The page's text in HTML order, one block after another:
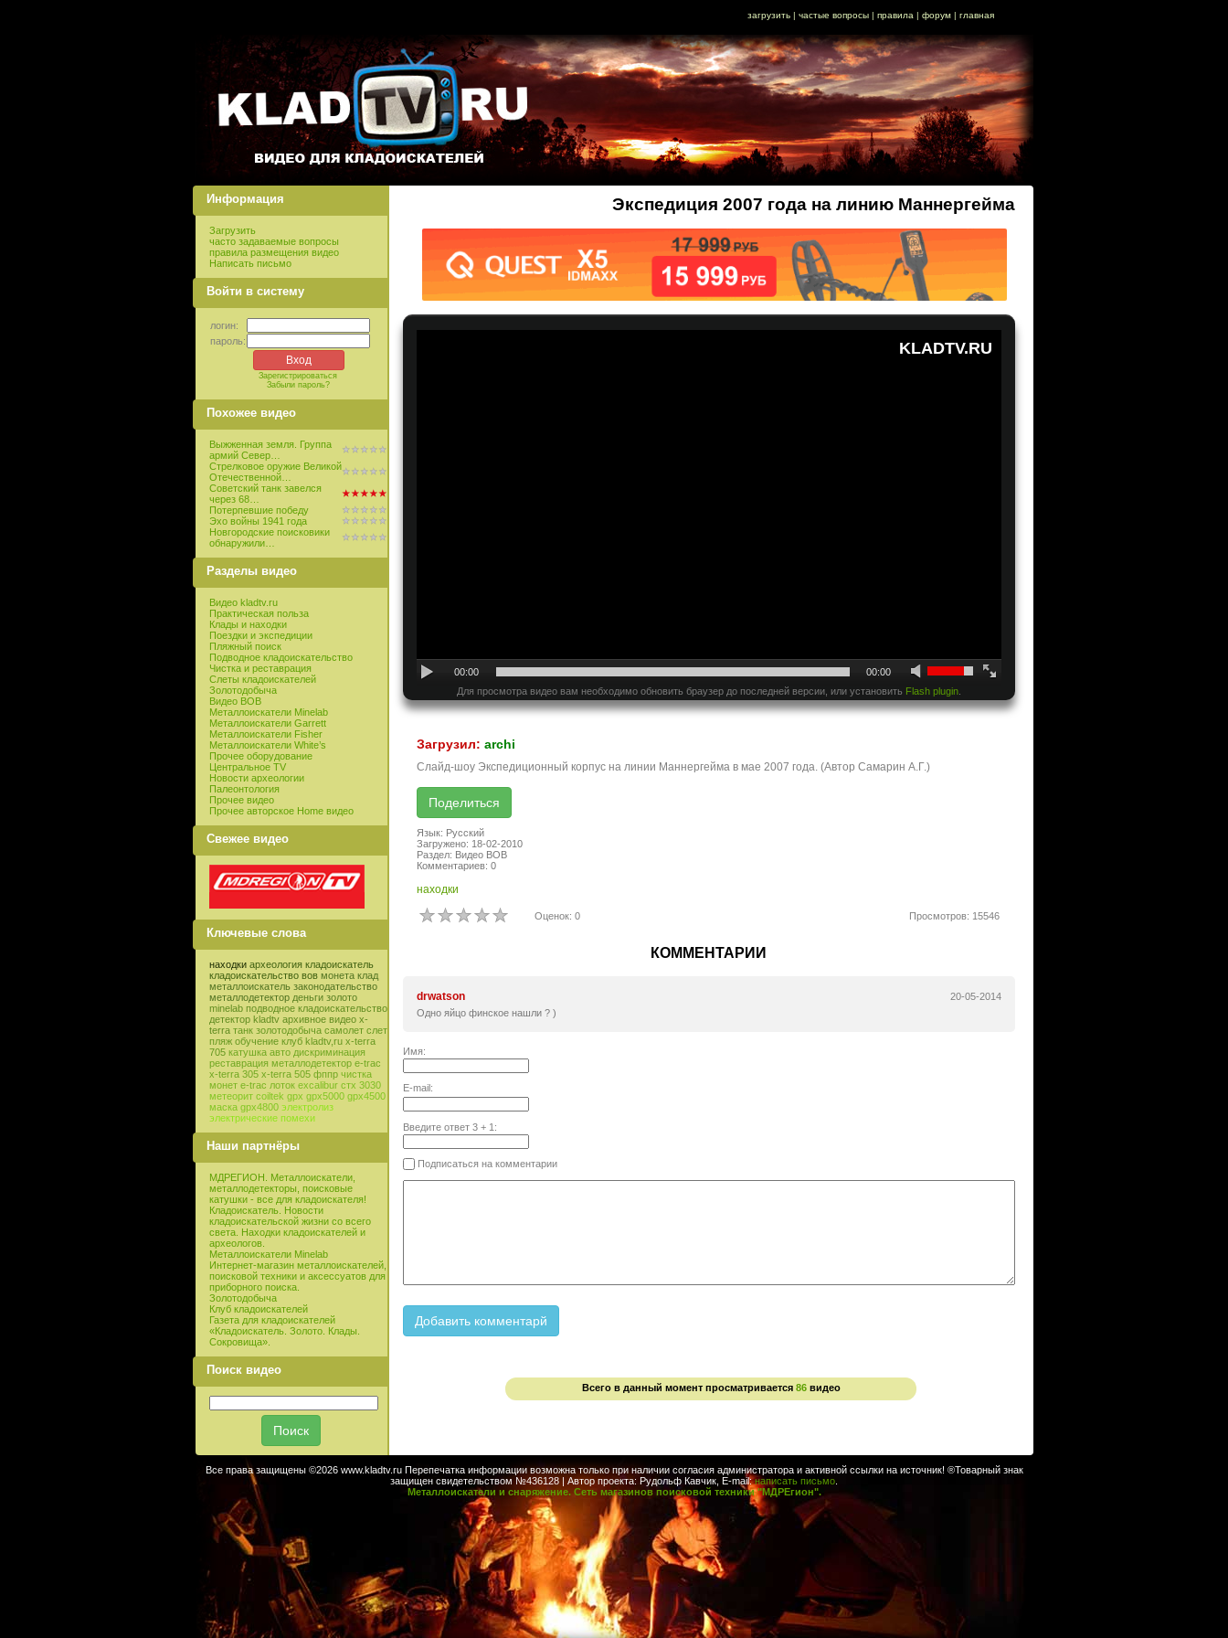
загрузить| частые вопросы| правила | форум| главная
Информация
Загрузить
часто задаваемые вопросы
правила размещения видео
Написать письмо
Войти в систему
логин:
пароль:
Зарегистрироваться
Забыли пароль?
Похожее видео
Выжженная земля. Группа
армий Север…
Стрелковое оружие Великой
Отечественной…
Советский танк завелся
через 68…
Потерпевшие победу
Эхо войны 1941 года
Новгородские поисковики
обнаружили…
Разделы видео
Видео kladtv.ru
Практическая польза
Клады и находки
Поездки и экспедиции
Пляжный поиск
Подводное кладоискательство
Чистка и реставрация
Слеты кладоискателей
Золотодобыча
Видео ВОВ
Металлоискатели Minelab
Металлоискатели Garrett
Металлоискатели Fisher
Металлоискатели White’s
Прочее оборудование
Центральное TV
Новости археологии
Палеонтология
Прочее видео
Прочее авторское Home видео
Свежее видео
Ключевые слова
находки археология кладоискатель
кладоискательство вов монета клад
металлоискатель законодательство
металлодетектор деньги золото
minelab подводное кладоискательство
детектор kladtv архивное видео x-
terra танк золотодобыча самолет слет
пляж обучение клуб kladtv,ru x-terra
705 катушка авто дискриминация
реставрация металлодетектор e-trac
x-terra 305 x-terra 505 фппр чистка
монет e-trac лоток excalibur стх 3030
метеорит coiltek gpx gpx5000 gpx4500
маска gpx4800 электролиз
электрические помехи
Наши партнёры
МДРЕГИОН. Металлоискатели,
металлодетекторы, поисковые
катушки - все для кладоискателя!
Кладоискатель. Новости
кладоискательской жизни со всего
света. Находки кладоискателей и
археологов.
Металлоискатели Minelab
Интернет-магазин металлоискателей,
поисковой техники и аксессуатов для
приборного поиска.
Золотодобыча
Клуб кладоискателей
Газета для кладоискателей
«Кладоискатель. Золото. Клады.
Сокровища».
Поиск видео
Экспедиция 2007 года на линию Маннергейма
KLADTV.RU
00:00
00:00
Для просмотра видео вам необходимо обновить браузер до последней версии, или установить Flash plugin.
Загрузил: archi
Слайд-шоу Экспедиционный корпус на линии Маннергейма в мае 2007 года. (Автор Самарин А.Г.)
Язык: Русский
Загружено: 18-02-2010
Раздел: Видео ВОВ
Комментариев: 0
находки
Оценок: 0 Просмотров: 15546
КОММЕНТАРИИ
drwatson
20-05-2014
Одно яйцо финское нашли ? )
Имя:
E-mail:
Введите ответ 3+ 1 :
Подписаться на комментарии
Всего в данный момент просматривается 86видео
Все права защищены ©2026 www.kladtv.ru Перепечатка информации возможна только при наличии согласия администратора и активной ссылки на источник! ®Товарный знак
защищен свидетельством №436128 | Автор проекта: Рудольф Кавчик, E-mail:написать письмо
Металлоискатели и снаряжение. Сеть магазинов поисковой техники "МДРЕгион".